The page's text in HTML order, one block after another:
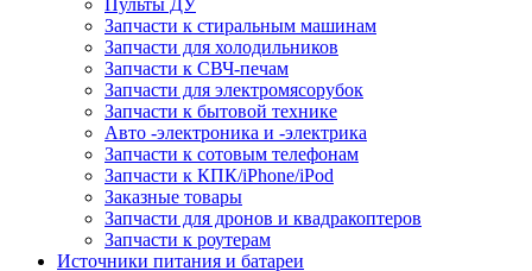
Пульты ДУ
Запчасти к стиральным машинам
Запчасти для холодильников
Запчасти к СВЧ-печам
Запчасти для электромясорубок
Запчасти к бытовой технике
Авто -электроника и -электрика
Запчасти к сотовым телефонам
Запчасти к КПК/iPhone/iPod
Заказные товары
Запчасти для дронов и квадракоптеров
Запчасти к роутерам
Источники питания и батареи